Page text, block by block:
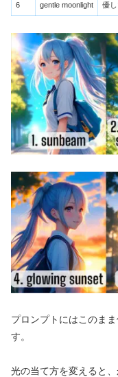
6 gentle moonlight 優
プロンプトにはこのま
す。
光の当て方を変えると